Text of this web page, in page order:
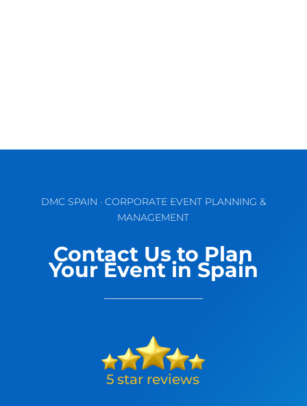
DMC SPAIN · CORPORATE EVENT PLANNING &
MANAGEMENT
Contact Us to Plan
Your Event in Spain